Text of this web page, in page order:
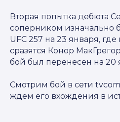
Вторая попытка дебюта
соперником изначально
UFC 257 на 23 января,
сразятся Конор
бой был перенесен на 20
Смотрим бой в сети
ждем его вхождения в